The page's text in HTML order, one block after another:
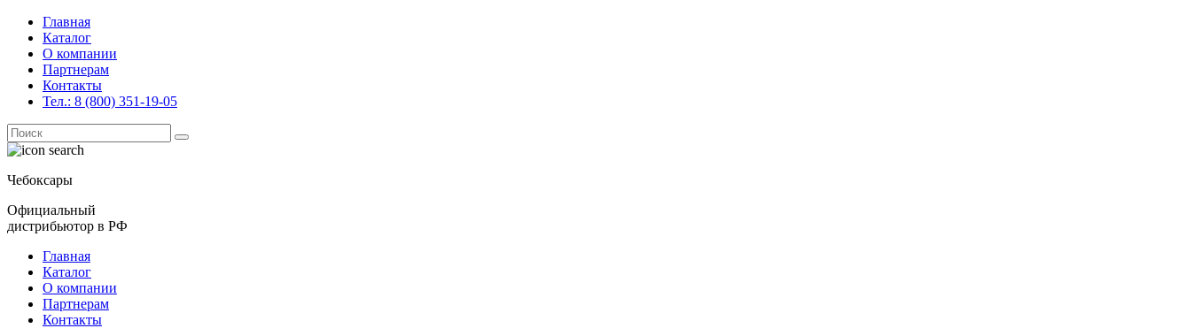
Главная
Каталог
О компании
Партнерам
Контакты
Тел.: 8 (800) 351-19-05
Поиск
for:
Чебоксары
Официальный
дистрибьютор в РФ
Главная
Каталог
О компании
Партнерам
Контакты